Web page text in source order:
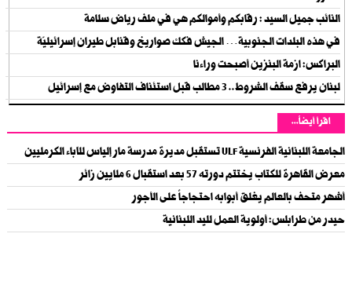
النائب جميل السيد : رقابكم وأموالكم هي في ملف رياض سلامة
في هذه البلدات الجنوبية… الجيش فكك صواريخ وقنابل طيران إسرائيليّة
البراكس: ازمة البنزين أصبحت وراءنا
لبنان يرفع سقف الشروط.. 3 مطالب قبل استئناف التفاوض مع إسرائيل
اقرأ أيضاً...
الجامعة اللبنانية الفرنسية ULF تستقبل مديرة مدرسة مار إلياس للآباء الكرمليين
معرض القاهرة للكتاب يختتم دورته 57 بعد استقبال 6 ملايين زائر
أشهر متحف بالعالم يغلق أبوابه احتجاجاً على الأجور
حيدر من طرابلس: أولوية العمل لليد اللبنانية